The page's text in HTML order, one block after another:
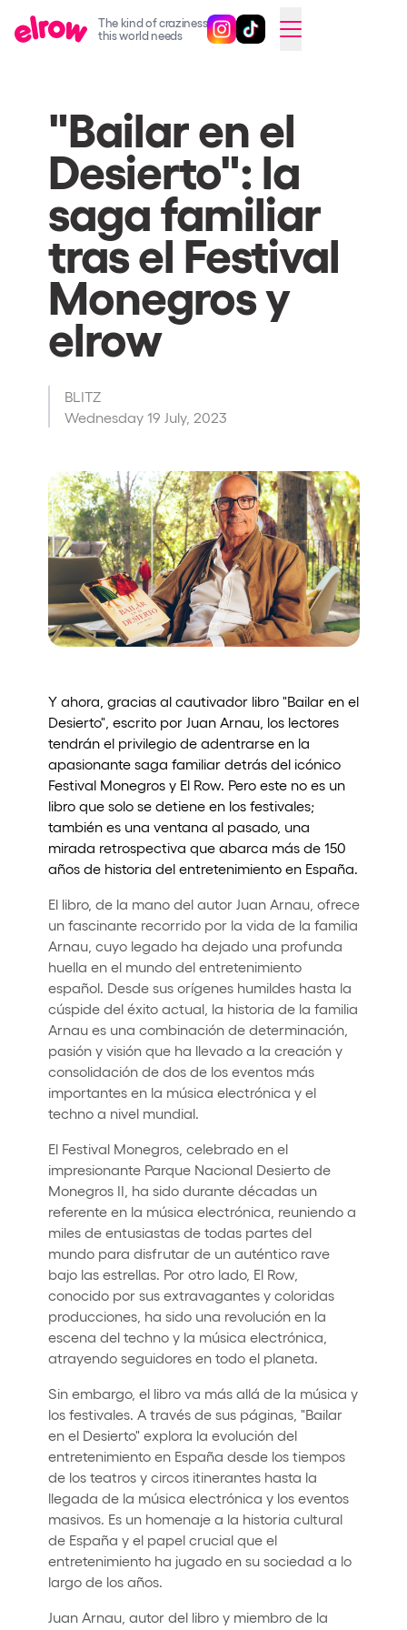
The kind of craziness
this world needs
Follow @elrowofficial on
Follow @elrowofficial on
CAMBIAR A ESPAÑOL
elrow Ibiza x [UNVRS] 2026
elrow Town 2026
Snowrow Festival 2026
elrow Island 2026
elrow Shop
Shows
Our Creative World
Music
Sustainability
Who we are
Do you want to work with us?
elrow News
Follow us on tiktok
Follow us on facebook
Follow us on instagram
Follow us on twitter
Follow us on linkedin
Follow us on youtube
Privacy Policy
Cookies Notice
Sustainability Policy
"Bailar en el
Desierto": la
saga familiar
tras el Festival
Monegros y
elrow
BLITZ
Wednesday 19 July, 2023
Y ahora, gracias al cautivador libro "Bailar en el
Desierto", escrito por Juan Arnau, los lectores
tendrán el privilegio de adentrarse en la
apasionante saga familiar detrás del icónico
Festival Monegros y El Row. Pero este no es un
libro que solo se detiene en los festivales;
también es una ventana al pasado, una
mirada retrospectiva que abarca más de 150
años de historia del entretenimiento en España.
El libro, de la mano del autor Juan Arnau, ofrece
un fascinante recorrido por la vida de la familia
Arnau, cuyo legado ha dejado una profunda
huella en el mundo del entretenimiento
español. Desde sus orígenes humildes hasta la
cúspide del éxito actual, la historia de la familia
Arnau es una combinación de determinación,
pasión y visión que ha llevado a la creación y
consolidación de dos de los eventos más
importantes en la música electrónica y el
techno a nivel mundial.
El Festival Monegros, celebrado en el
impresionante Parque Nacional Desierto de
Monegros II, ha sido durante décadas un
referente en la música electrónica, reuniendo a
miles de entusiastas de todas partes del
mundo para disfrutar de un auténtico rave
bajo las estrellas. Por otro lado, El Row,
conocido por sus extravagantes y coloridas
producciones, ha sido una revolución en la
escena del techno y la música electrónica,
atrayendo seguidores en todo el planeta.
Sin embargo, el libro va más allá de la música y
los festivales. A través de sus páginas, "Bailar
en el Desierto" explora la evolución del
entretenimiento en España desde los tiempos
de los teatros y circos itinerantes hasta la
llegada de la música electrónica y los eventos
masivos. Es un homenaje a la historia cultural
de España y el papel crucial que el
entretenimiento ha jugado en su sociedad a lo
largo de los años.
Juan Arnau, autor del libro y miembro de la